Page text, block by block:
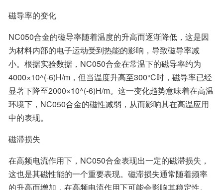
磁导率的变化
NC050合金的磁导率随着温度的升高而逐渐降低，这是因
为材料内部的电子运动受到热能的影响，导致磁导率减
小。根据实验数据，NC050合金在常温下的磁导率约为
4000×10^(-6)H/m，但当温度升高至300°C时，磁导率已经
显著下降至2000×10^(-6)H/m。这一变化趋势意味着在高温
环境下，NC050合金的磁性减弱，从而影响其在高温应用
中的表现。
磁滞损失
在高频电流作用下，NC050合金表现出一定的磁滞损失，
这也是其磁性能的一个重要表现。磁滞损失通常随着频率
的升高而增加，在高频电流作用下可能会影响其稳定性。